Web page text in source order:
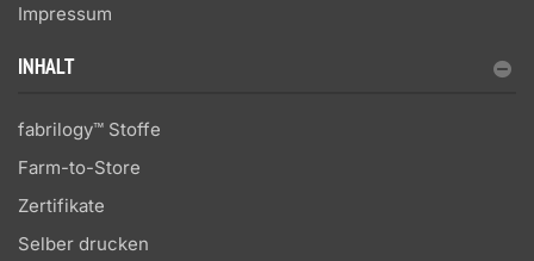
Impressum
INHALT
fabrilogy™ Stoffe
Farm-to-Store
Zertifikate
Selber drucken